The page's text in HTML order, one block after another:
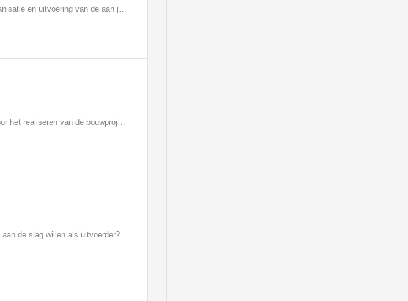
Jij zorgt voor de totstandkoming van de werkvoorbereiding, inkoop, organisatie en uitvoering van de aan jouw toegewezen bouwprojecten (veelal grootschalige projecten). Binnen je team geef je operationeel sturing en zorg je ervoor dat de werkzaamheden strak gepland en georganiseerd worden. Je werkt resultaatgericht en bent verantwoordelijk voor de voortgang van het project. Je weet accuraat te reageren op complexe vraagstukken en je durft zelfstandig beslissingen en initiatief te nemen. Met veel passie breng je samen met jou team de meest uitdagende projecten tot stand!
Heb je nog weinig of geen werkervaring binnen de bouw en zou je graag aan de slag willen als uitvoerder? Dan is dit de perfecte functie voor jou! Voor onze opdrachtgever zoeken wij een jonge bouwkundige die als junior uitvoerder in kan stromen, om op deze manier ervaring op te doen onder leiding van een ervaren uitvoerder. Je geeft dagelijks leiding aan het personeel op de bouwplaats van het bouwproject, verdeelt de werkzaamheden, zorgt voor de juiste aan- en afvoer van materialen en bent verantwoordelijk voor het correct naleven van de veiligheidsvoorzieningen. Je krijgt steeds meer verantwoordelijkheden en zelfstandigheid in je werkzaamheden, waardoor je door kan groeien naar een zelfstandig uitvoerder.